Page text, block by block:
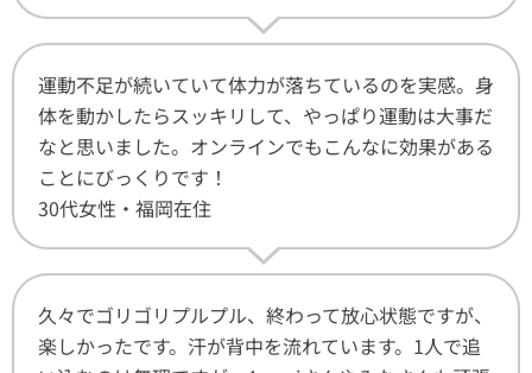
運動不足が続いていて体力が落ちているのを実感。身
体を動かしたらスッキリして、やっぱり運動は大事だ
なと思いました。オンラインでもこんなに効果がある
ことにびっくりです！
30代女性・福岡在住
久々でゴリゴリプルプル、終わって放心状態ですが、
楽しかったです。汗が背中を流れています。1人で追